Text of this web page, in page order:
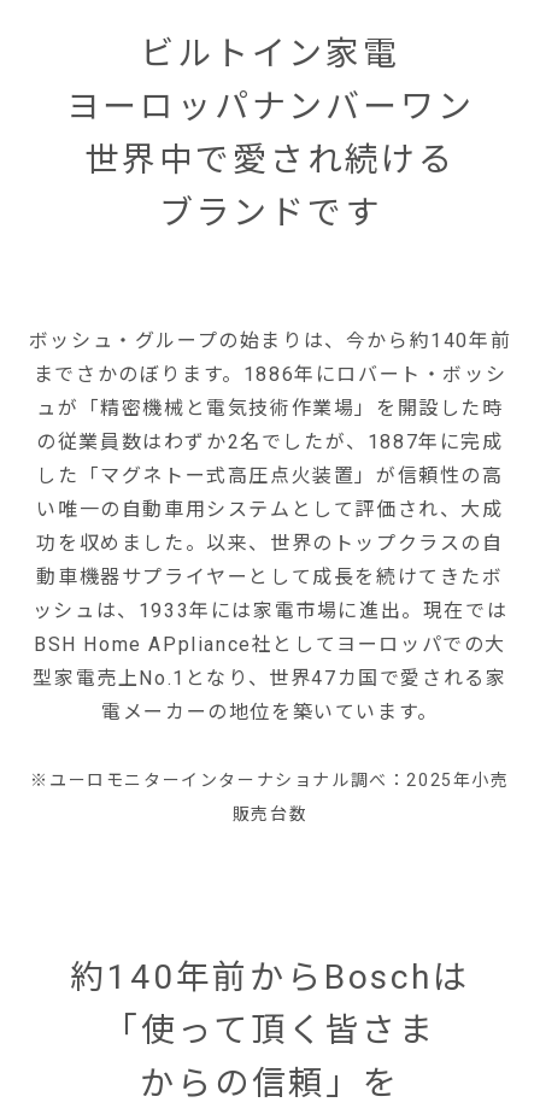
ビルトイン家電
ヨーロッパナンバーワン
世界中で愛され続ける
ブランドです
ボッシュ・グループの始まりは、今から約140年前
までさかのぼります。1886年にロバート・ボッシ
ュが「精密機械と電気技術作業場」を開設した時
の従業員数はわずか2名でしたが、1887年に完成
した「マグネトー式高圧点火装置」が信頼性の高
い唯一の自動車用システムとして評価され、大成
功を収めました。以来、世界のトップクラスの自
動車機器サプライヤーとして成長を続けてきたボ
ッシュは、1933年には家電市場に進出。現在では
BSH Home APpliance社としてヨーロッパでの大
型家電売上No.1となり、世界47カ国で愛される家
電メーカーの地位を築いています。
※ユーロモニターインターナショナル調べ：2025年小売
販売台数
約140年前からBoschは
「使って頂く皆さま
からの信頼」を